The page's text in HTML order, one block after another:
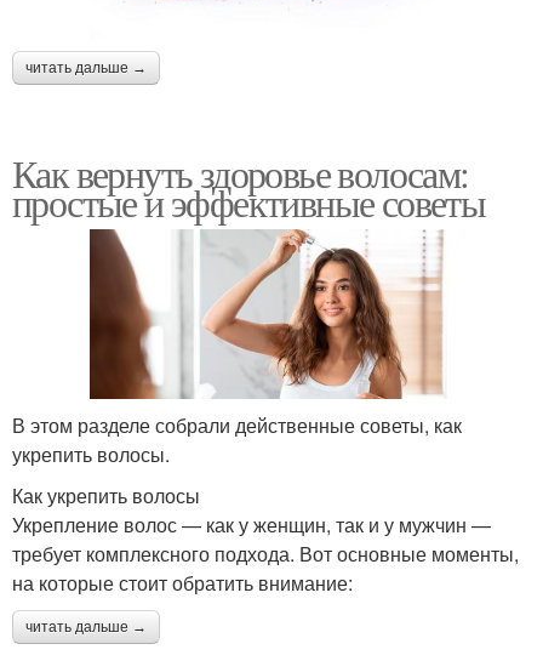
читать дальше →
Как вернуть здоровье волосам:
простые и эффективные советы
В этом разделе собрали действенные советы, как
укрепить волосы.
Как укрепить волосы
Укрепление волос — как у женщин, так и у мужчин —
требует комплексного подхода. Вот основные моменты,
на которые стоит обратить внимание:
читать дальше →